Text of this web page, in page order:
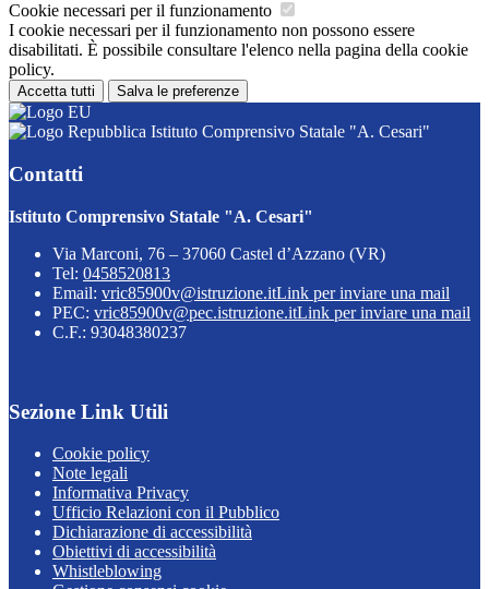
Cookie necessari per il funzionamento
I cookie necessari per il funzionamento non possono essere
disabilitati. È possibile consultare l'elenco nella pagina della cookie
policy.
Accetta tutti Salva le preferenze
Istituto Comprensivo Statale "A. Cesari"
Contatti
Istituto Comprensivo Statale "A. Cesari"
Via Marconi, 76 – 37060 Castel d’Azzano (VR)
Tel: 0458520813
Email: vric85900v@istruzione.itLink per inviare una mail
PEC: vric85900v@pec.istruzione.itLink per inviare una mail
C.F.: 93048380237
Sezione Link Utili
Cookie policy
Note legali
Informativa Privacy
Ufficio Relazioni con il Pubblico
Dichiarazione di accessibilità
Obiettivi di accessibilità
Whistleblowing